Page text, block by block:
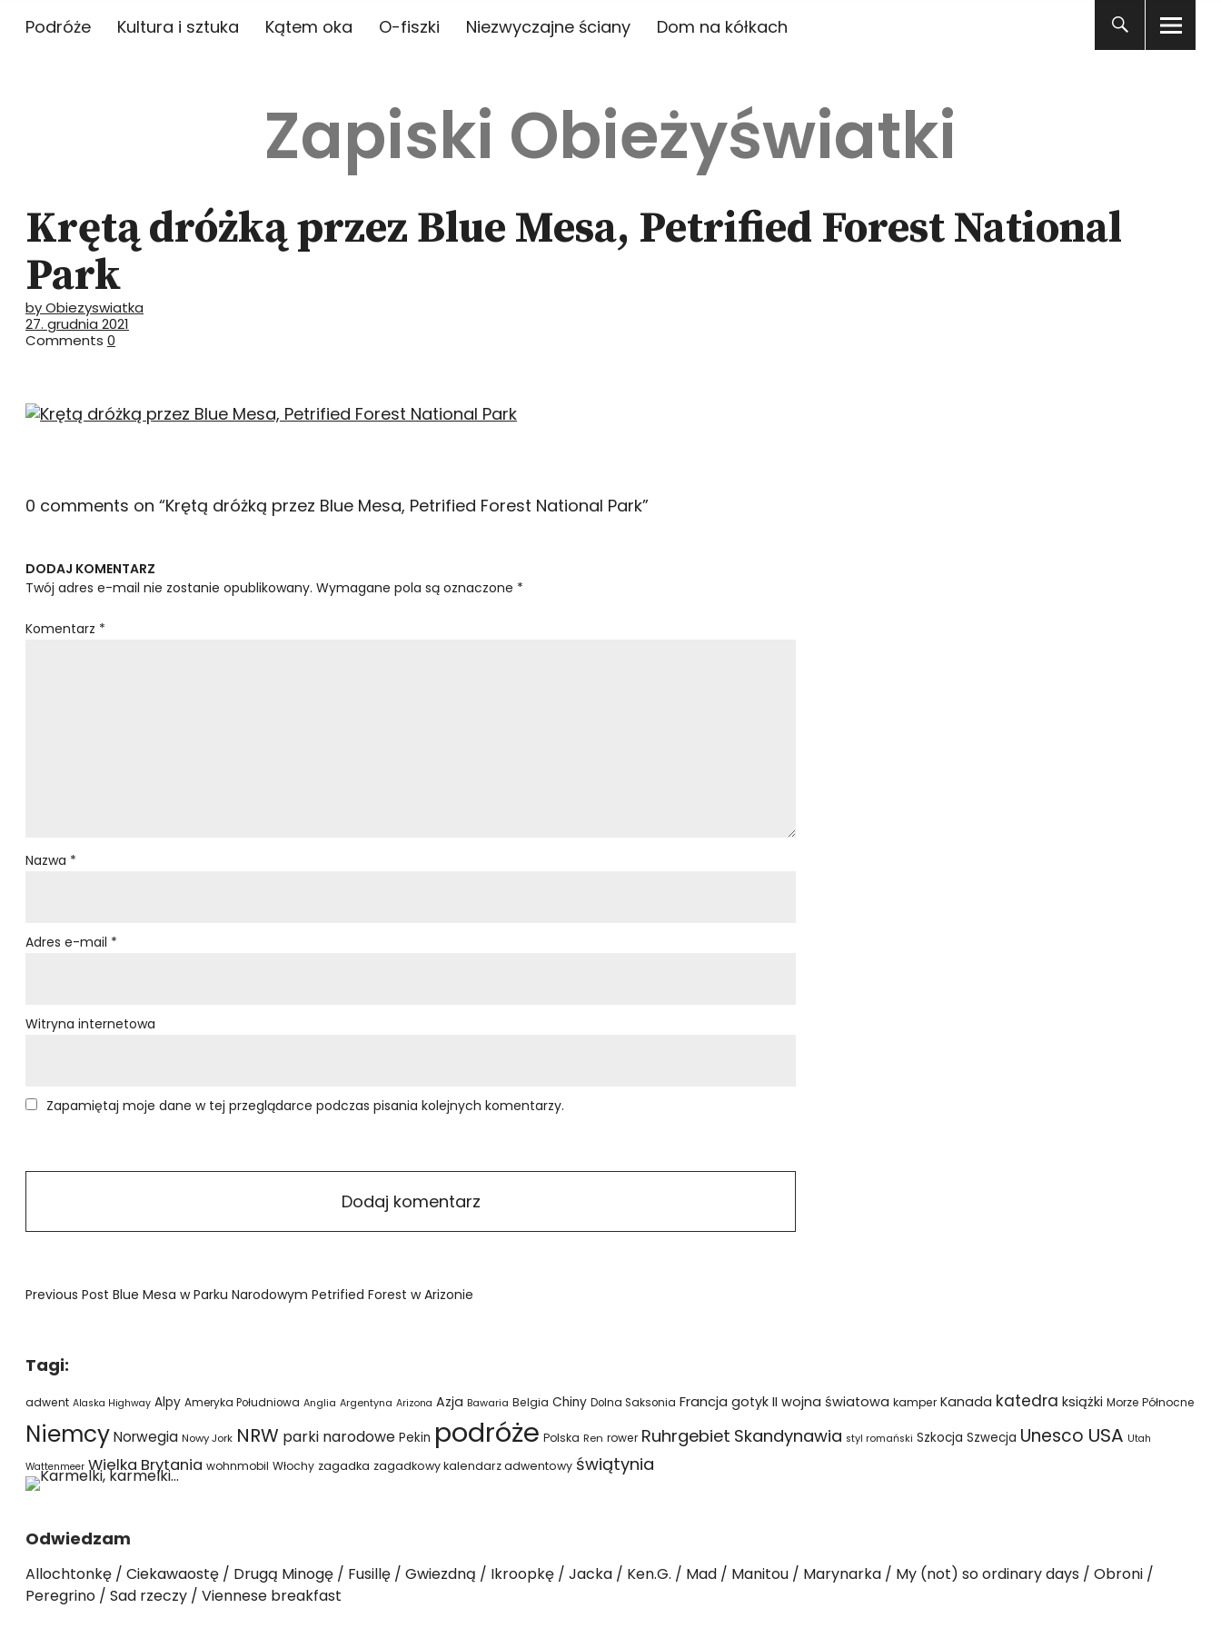
Podróże Kultura i sztuka Kątem oka O-fiszki Niezwyczajne ściany Dom na kółkach
Zapiski Obieżyświatki
Krętą dróżką przez Blue Mesa, Petrified Forest National
Park
by Obiezyswiatka
27. grudnia 2021
Comments 0
0 comments on “Krętą dróżką przez Blue Mesa, Petrified Forest National Park”
DODAJ KOMENTARZ
Twój adres e-mail nie zostanie opublikowany. Wymagane pola są oznaczone *
Komentarz *
Nazwa *
Adres e-mail *
Witryna internetowa
Zapamiętaj moje dane w tej przeglądarce podczas pisania kolejnych komentarzy.
Previous Post Blue Mesa w Parku Narodowym Petrified Forest w Arizonie
Tagi:
adwent Alaska Highway Alpy Ameryka Południowa Anglia Argentyna Arizona Azja Bawaria Belgia Chiny Dolna Saksonia Francja gotyk II wojna światowa kamper Kanada katedra książki Morze Północne
NiemcyNorwegia Nowy Jork NRW parki narodowe Pekin podróże Polska Ren rower Ruhrgebiet Skandynawia styl romański Szkocja Szwecja Unesco USA Utah
Wattenmeer Wielka Brytania wohnmobil Włochy zagadka zagadkowy kalendarz adwentowy świątynia
Odwiedzam
Allochtonkę Ciekawaostę Drugą Minogę Fusillę Gwiezdną Ikroopkę Jacka Ken.G. Mad Manitou Marynarka My (not) so ordinary days
Obroni
Peregrino
Sad rzeczy Viennese breakfast